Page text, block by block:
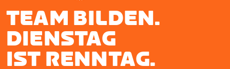
TEAM BILDEN.
DIENSTAG
IST RENNTAG.